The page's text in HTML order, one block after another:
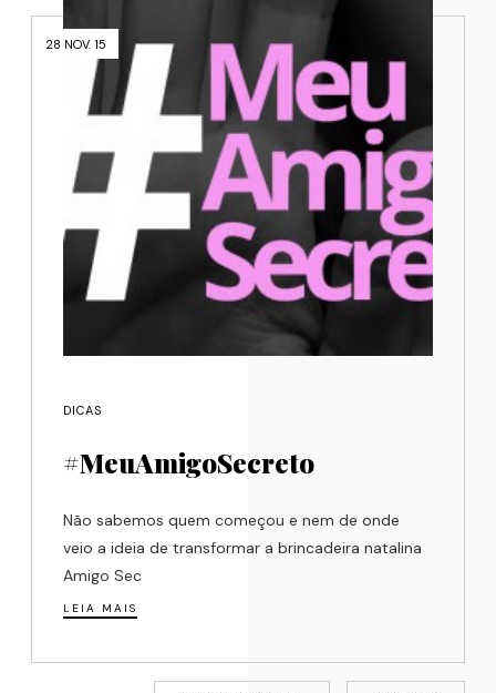
28 NOV. 15
DICAS
#MeuAmigoSecreto
Não sabemos quem começou e nem de onde
veio a ideia de transformar a brincadeira natalina
Amigo Sec
LEIA MAIS